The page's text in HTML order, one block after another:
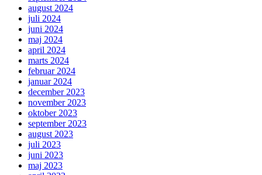
august 2024
juli 2024
juni 2024
maj 2024
april 2024
marts 2024
februar 2024
januar 2024
december 2023
november 2023
oktober 2023
september 2023
august 2023
juli 2023
juni 2023
maj 2023